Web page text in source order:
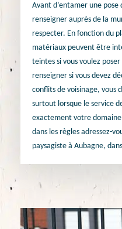
Avant d’entamer une pose
renseigner auprès de la
respecter. En fonction du
matériaux peuvent être
teintes si vous voulez
renseigner si vous devez
conflits de voisinage, vous
surtout lorsque le service
exactement votre
dans les règles adressez-
paysagiste à Aubagne,